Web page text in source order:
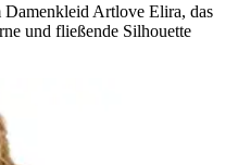
Artlove Elira, das
und fließende Silhouette